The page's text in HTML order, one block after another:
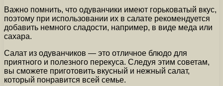
Важно помнить, что одуванчики имеют горьковатый вкус,
поэтому при использовании их в салате рекомендуется
добавить немного сладости, например, в виде меда или
сахара.
Салат из одуванчиков — это отличное блюдо для
приятного и полезного перекуса. Следуя этим советам,
вы сможете приготовить вкусный и нежный салат,
который понравится всей семье.